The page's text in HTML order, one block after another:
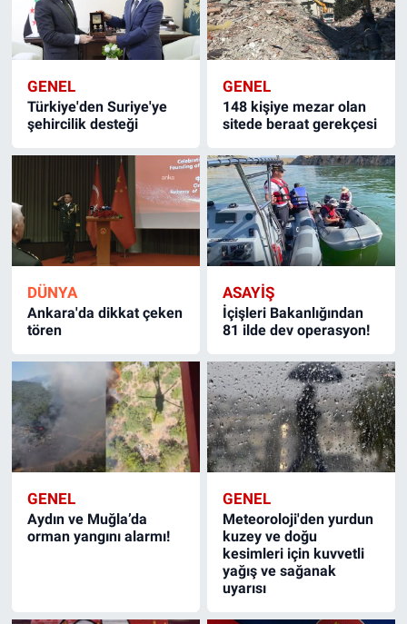
GENEL
Türkiye'den Suriye'ye
şehircilik desteği
GENEL
148 kişiye mezar olan
sitede beraat gerekçesi
DÜNYA
Ankara'da dikkat çeken
tören
ASAYİŞ
İçişleri Bakanlığından
81 ilde dev operasyon!
GENEL
Aydın ve Muğla’da
orman yangını alarmı!
GENEL
Meteoroloji'den yurdun
kuzey ve doğu
kesimleri için kuvvetli
yağış ve sağanak
uyarısı